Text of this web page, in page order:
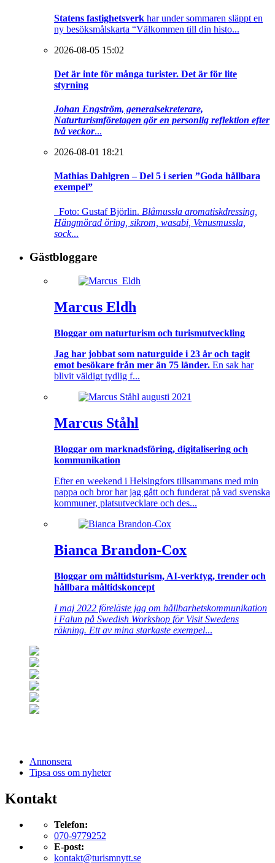
Statens fastighetsverk har under sommaren släppt en
ny besöksmålskarta “Välkommen till din histo...
2026-08-05 15:02
Det är inte för många turister. Det är för lite
styrning
Johan Engström, generalsekreterare,
Naturturismföretagen gör en personlig reflektion efter
två veckor...
2026-08-01 18:21
Mathias Dahlgren – Del 5 i serien ”Goda hållbara
exempel”
Foto: Gustaf Björlin. Blåmussla aromatiskdressing,
Hängmörad öring, sikrom, wasabi, Venusmussla,
sock...
Gästbloggare
Marcus Eldh
Bloggar om naturturism och turismutveckling
Jag har jobbat som naturguide i 23 år och tagit
emot besökare från mer än 75 länder. En sak har
blivit väldigt tydlig f...
Marcus Ståhl
Bloggar om marknadsföring, digitalisering och
kommunikation
Efter en weekend i Helsingfors tillsammans med min
pappa och bror har jag gått och funderat på vad svenska
kommuner, platsutvecklare och des...
Bianca Brandon-Cox
Bloggar om måltidsturism, AI-verktyg, trender och
hållbara måltidskoncept
I maj 2022 föreläste jag om hållbarhetskommunikation
i Falun på Swedish Workshop för Visit Swedens
räkning. Ett av mina starkaste exempel...
Annonsera
Tipsa oss om nyheter
Kontakt
Telefon:
070-9779252
E-post:
kontakt@turismnytt.se